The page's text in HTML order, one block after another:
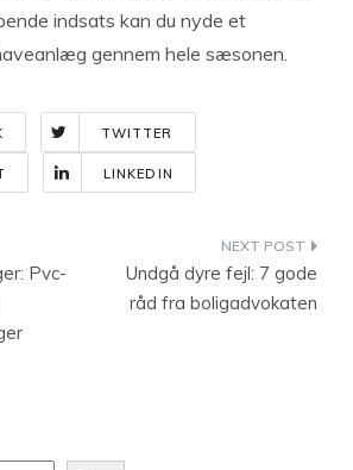
indsats kan du nyde et
gennem hele sæsonen.
TWITTER
LINKEDIN
Pvc-
Undgå dyre fejl: 7 gode
råd fra boligadvokaten